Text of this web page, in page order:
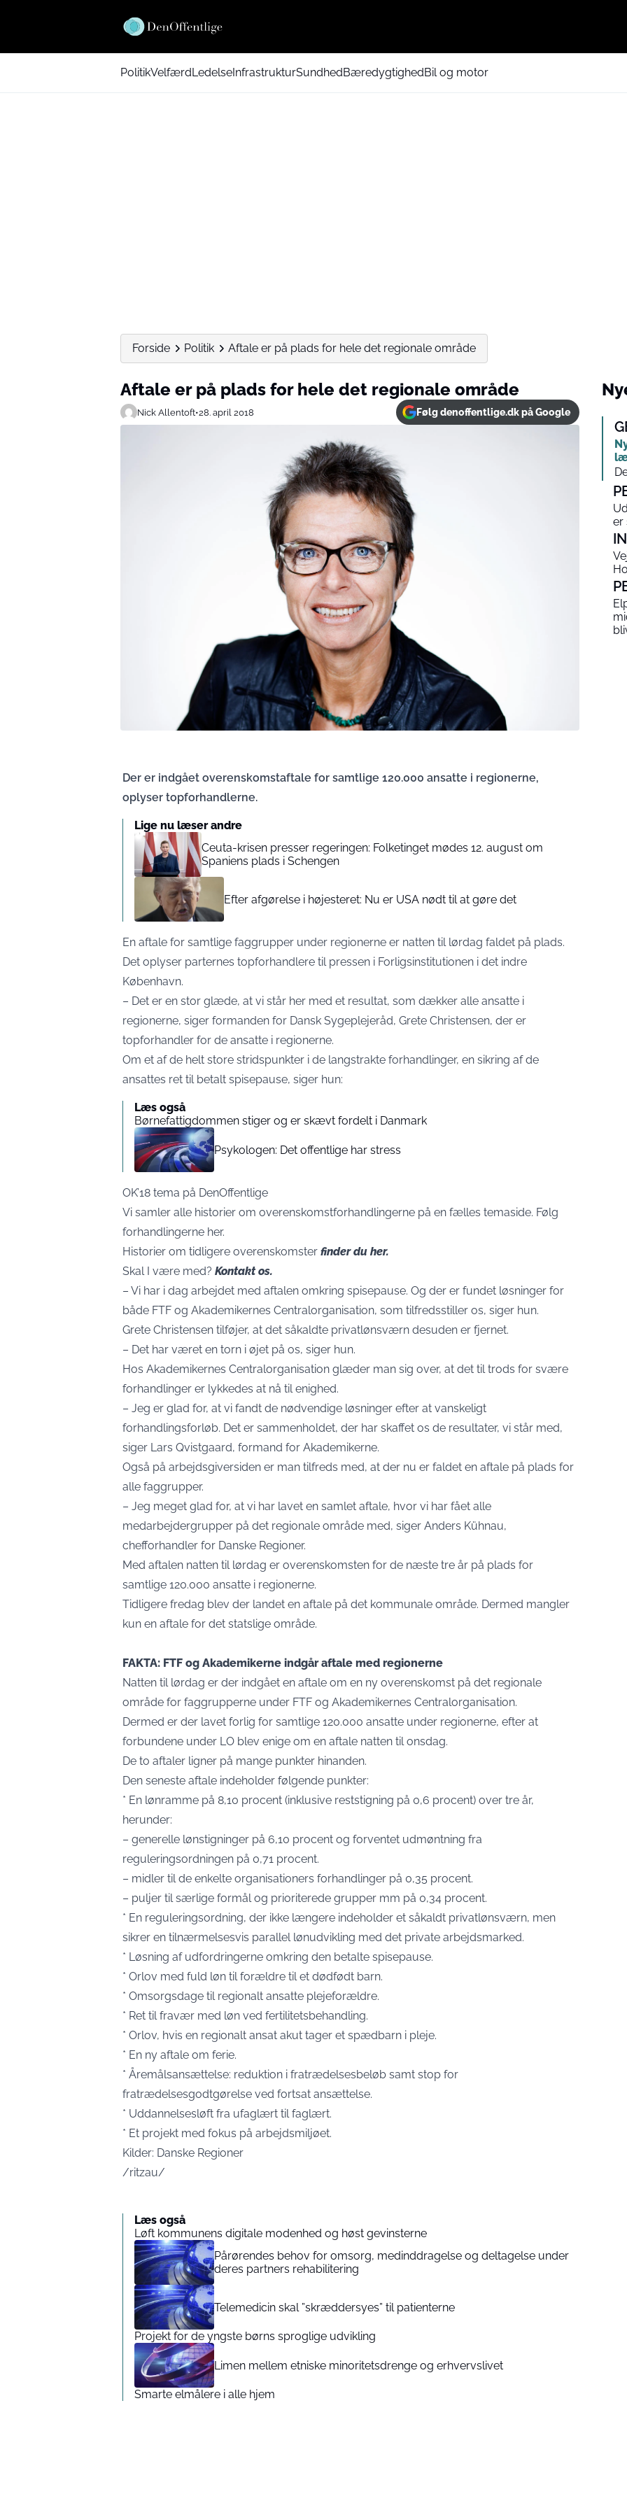
PolitikVelfærdLedelseInfrastrukturSundhedBæredygtighedBil og motor
Forside Politik Aftale er på plads for hele det regionale område
Aftale er på plads for hele det regionale område
Nick Allentoft•28. april 2018 Følg denoffentlige.dk på Google
Der er indgået overenskomstaftale for samtlige 120.000 ansatte i regionerne,
oplyser topforhandlerne.
Lige nu læser andre
Ceuta-krisen presser regeringen: Folketinget mødes 12. august om
Spaniens plads i Schengen
Efter afgørelse i højesteret: Nu er USA nødt til at gøre det
En aftale for samtlige faggrupper under regionerne er natten til lørdag faldet på plads.
Det oplyser parternes topforhandlere til pressen i Forligsinstitutionen i det indre
København.
– Det er en stor glæde, at vi står her med et resultat, som dækker alle ansatte i
regionerne, siger formanden for Dansk Sygeplejeråd, Grete Christensen, der er
topforhandler for de ansatte i regionerne.
Om et af de helt store stridspunkter i de langstrakte forhandlinger, en sikring af de
ansattes ret til betalt spisepause, siger hun:
Læs også
Børnefattigdommen stiger og er skævt fordelt i Danmark
Psykologen: Det offentlige har stress
OK’18 tema på DenOffentlige
Vi samler alle historier om overenskomstforhandlingerne på en fælles temaside. Følg
forhandlingerne her.
Historier om tidligere overenskomster finder du her.
Skal I være med? Kontakt os.
– Vi har i dag arbejdet med aftalen omkring spisepause. Og der er fundet løsninger for
både FTF og Akademikernes Centralorganisation, som tilfredsstiller os, siger hun.
Grete Christensen tilføjer, at det såkaldte privatlønsværn desuden er fjernet.
– Det har været en torn i øjet på os, siger hun.
Hos Akademikernes Centralorganisation glæder man sig over, at det til trods for svære
forhandlinger er lykkedes at nå til enighed.
– Jeg er glad for, at vi fandt de nødvendige løsninger efter at vanskeligt
forhandlingsforløb. Det er sammenholdet, der har skaffet os de resultater, vi står med,
siger Lars Qvistgaard, formand for Akademikerne.
Også på arbejdsgiversiden er man tilfreds med, at der nu er faldet en aftale på plads for
alle faggrupper.
– Jeg meget glad for, at vi har lavet en samlet aftale, hvor vi har fået alle
medarbejdergrupper på det regionale område med, siger Anders Kühnau,
chefforhandler for Danske Regioner.
Med aftalen natten til lørdag er overenskomsten for de næste tre år på plads for
samtlige 120.000 ansatte i regionerne.
Tidligere fredag blev der landet en aftale på det kommunale område. Dermed mangler
kun en aftale for det statslige område.
FAKTA: FTF og Akademikerne indgår aftale med regionerne
Natten til lørdag er der indgået en aftale om en ny overenskomst på det regionale
område for faggrupperne under FTF og Akademikernes Centralorganisation.
Dermed er der lavet forlig for samtlige 120.000 ansatte under regionerne, efter at
forbundene under LO blev enige om en aftale natten til onsdag.
De to aftaler ligner på mange punkter hinanden.
Den seneste aftale indeholder følgende punkter:
* En lønramme på 8,10 procent (inklusive reststigning på 0,6 procent) over tre år,
herunder:
– generelle lønstigninger på 6,10 procent og forventet udmøntning fra
reguleringsordningen på 0,71 procent.
– midler til de enkelte organisationers forhandlinger på 0,35 procent.
– puljer til særlige formål og prioriterede grupper mm på 0,34 procent.
* En reguleringsordning, der ikke længere indeholder et såkaldt privatlønsværn, men
sikrer en tilnærmelsesvis parallel lønudvikling med det private arbejdsmarked.
* Løsning af udfordringerne omkring den betalte spisepause.
* Orlov med fuld løn til forældre til et dødfødt barn.
* Omsorgsdage til regionalt ansatte plejeforældre.
* Ret til fravær med løn ved fertilitetsbehandling.
* Orlov, hvis en regionalt ansat akut tager et spædbarn i pleje.
* En ny aftale om ferie.
* Åremålsansættelse: reduktion i fratrædelsesbeløb samt stop for
fratrædelsesgodtgørelse ved fortsat ansættelse.
* Uddannelsesløft fra ufaglært til faglært.
* Et projekt med fokus på arbejdsmiljøet.
Kilder: Danske Regioner
/ritzau/
Læs også
Løft kommunens digitale modenhed og høst gevinsterne
Pårørendes behov for omsorg, medinddragelse og deltagelse under
deres partners rehabilitering
Telemedicin skal ”skræddersyes” til patienterne
Projekt for de yngste børns sproglige udvikling
Limen mellem etniske minoritetsdrenge og erhvervslivet
Smarte elmålere i alle hjem
er